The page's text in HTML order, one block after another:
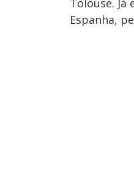
Tolouse.
Espanha,